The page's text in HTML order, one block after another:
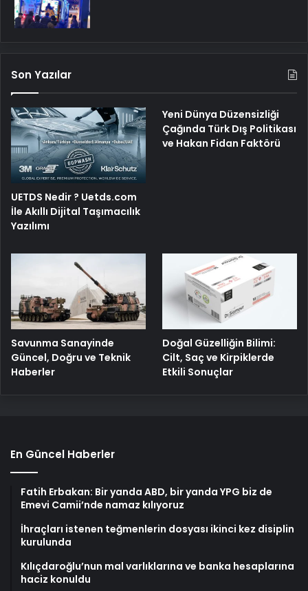
Son Yazılar
UETDS Nedir ? Uetds.com
İle Akıllı Dijital Taşımacılık
Yazılımı
Yeni Dünya Düzensizliği
Çağında Türk Dış Politikası
ve Hakan Fidan Faktörü
Savunma Sanayinde
Güncel, Doğru ve Teknik
Haberler
Doğal Güzelliğin Bilimi:
Cilt, Saç ve Kirpiklerde
Etkili Sonuçlar
En Güncel Haberler
Fatih Erbakan: Bir yanda ABD, bir yanda YPG biz de
Emevi Camii’nde namaz kılıyoruz
İhraçları istenen teğmenlerin dosyası ikinci kez disiplin
kurulunda
Kılıçdaroğlu’nun mal varlıklarına ve banka hesaplarına
haciz konuldu